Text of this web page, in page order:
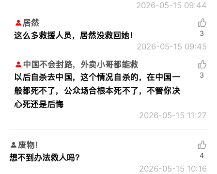
2026-05-15 09:44
居然
这么多救援人员，居然没救回她！
2026-05-15 09:45
3
中国不会封路，外卖小哥都能救
以后自杀去中国，这个情况自杀的，在中国一
般都死不了，公众场合根本死不了，不管你决
心死还是后悔
2026-05-15 11:27
3
废物！
想不到办法救人吗？
2026-05-15 10:16
4